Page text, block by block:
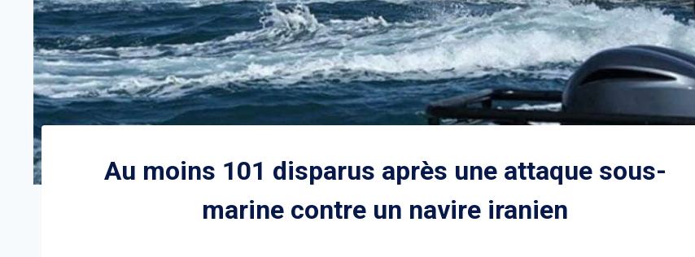
Au moins 101 disparus après une attaque sous-
marine contre un navire iranien